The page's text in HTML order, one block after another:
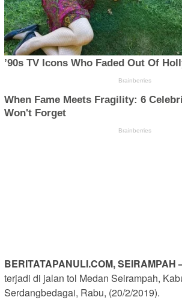
BERITATAPANULI.COM, SEIRAMPAH
terjadi di jalan tol Medan Seirampah,
Serdangbedagai, Rabu, (20/2/2019).